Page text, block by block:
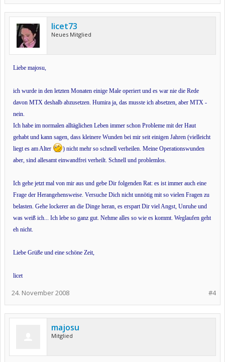
licet73
Neues Mitglied
Liebe majosu,
ich wurde in den letzten Monaten einige Male operiert und es war nie die Rede
davon MTX deshalb abzusetzen. Humira ja, das musste ich absetzen, aber MTX -
nein.
Ich habe im normalen alltäglichen Leben immer schon Probleme mit der Haut
gehabt und kann sagen, dass kleinere Wunden bei mir seit einigen Jahren (vielleicht
liegt es am Alter
) nicht mehr so schnell verheilen. Meine Operationswunden
aber, sind allesamt einwandfrei verheilt. Schnell und problemlos.
Ich gehe jetzt mal von mir aus und gebe Dir folgenden Rat: es ist immer auch eine
Frage der Herangehensweise. Versuche Dich nicht unnötig mit so vielen Fragen zu
belasten. Gehe lockerer an die Dinge heran, es erspart Dir viel Angst, Unruhe und
was weiß ich... Ich lebe so ganz gut. Nehme alles so wie es kommt. Weglaufen geht
eh nicht.
Liebe Grüße und eine schöne Zeit,
licet
#4
24. November 2008
majosu
Mitglied